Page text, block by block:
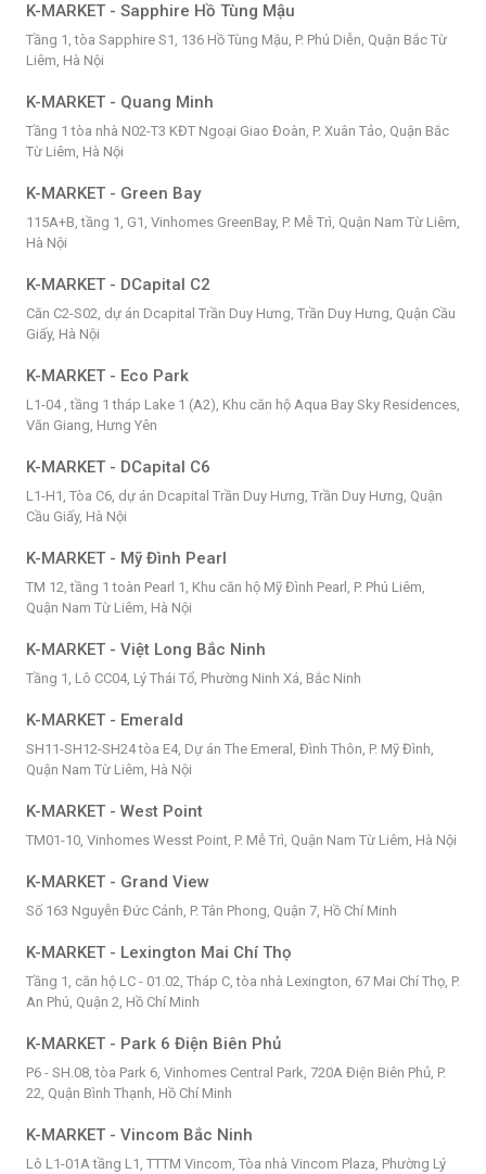
K-MARKET - Sapphire Hồ Tùng Mậu
Tầng 1, tòa Sapphire S1, 136 Hồ Tùng Mậu, P. Phú Diễn, Quận Bắc Từ
Liêm, Hà Nội
K-MARKET - Quang Minh
Tầng 1 tòa nhà N02-T3 KĐT Ngoại Giao Đoàn, P. Xuân Tảo, Quận Bắc
Từ Liêm, Hà Nội
K-MARKET - Green Bay
115A+B, tầng 1, G1, Vinhomes GreenBay, P. Mễ Trì, Quận Nam Từ Liêm,
Hà Nội
K-MARKET - DCapital C2
Căn C2-S02, dự án Dcapital Trần Duy Hưng, Trần Duy Hưng, Quận Cầu
Giấy, Hà Nội
K-MARKET - Eco Park
L1-04 , tầng 1 tháp Lake 1 (A2), Khu căn hộ Aqua Bay Sky Residences,
Văn Giang, Hưng Yên
K-MARKET - DCapital C6
L1-H1, Tòa C6, dự án Dcapital Trần Duy Hưng, Trần Duy Hưng, Quận
Cầu Giấy, Hà Nội
K-MARKET - Mỹ Đình Pearl
TM 12, tầng 1 toàn Pearl 1, Khu căn hộ Mỹ Đình Pearl, P. Phú Liêm,
Quận Nam Từ Liêm, Hà Nội
K-MARKET - Việt Long Bắc Ninh
Tầng 1, Lô CC04, Lý Thái Tổ, Phường Ninh Xá, Bắc Ninh
K-MARKET - Emerald
SH11-SH12-SH24 tòa E4, Dự án The Emeral, Đình Thôn, P. Mỹ Đình,
Quận Nam Từ Liêm, Hà Nội
K-MARKET - West Point
TM01-10, Vinhomes Wesst Point, P. Mễ Trì, Quận Nam Từ Liêm, Hà Nội
K-MARKET - Grand View
Số 163 Nguyễn Đức Cảnh, P. Tân Phong, Quận 7, Hồ Chí Minh
K-MARKET - Lexington Mai Chí Thọ
Tầng 1, căn hộ LC - 01.02, Tháp C, tòa nhà Lexington, 67 Mai Chí Thọ, P.
An Phú, Quận 2, Hồ Chí Minh
K-MARKET - Park 6 Điện Biên Phủ
P6 - SH.08, tòa Park 6, Vinhomes Central Park, 720A Điện Biên Phủ, P.
22, Quận Bình Thạnh, Hồ Chí Minh
K-MARKET - Vincom Bắc Ninh
Lô L1-01A tầng L1, TTTM Vincom, Tòa nhà Vincom Plaza, Phường Lý